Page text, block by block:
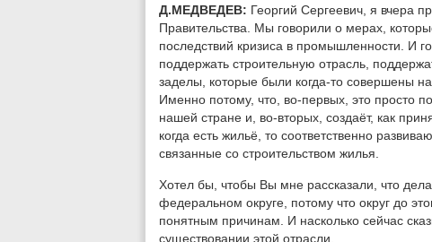
Д.МЕДВЕДЕВ: Георгий Сергеевич, я вчера
Правительства. Мы говорили о мерах,
последствий кризиса в промышленности. И
поддержать строительную отрасль,
заделы, которые были когда-то совершены
Именно потому, что, во-первых, это просто
нашей стране и, во-вторых, создаёт, как
когда есть жильё, то соответственно
связанные со строительством жилья.
Хотел бы, чтобы Вы мне рассказали, что
федеральном округе, потому что округ до
понятным причинам. И насколько сейчас
существовании этой отрасли.